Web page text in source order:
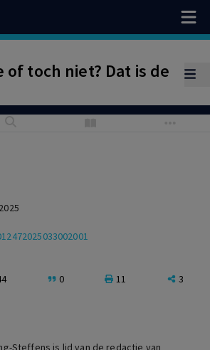
of toch niet? Dat is de
0 11 3
Steffens is lid van de redactie van